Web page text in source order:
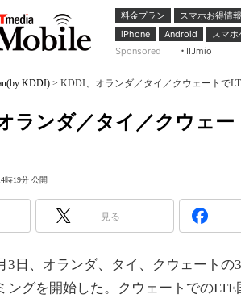
料金プラン スマホお得情報
iPhone
Android スマホ
Sponsored ｜
IIJmio
KDDI) > KDDI、オランダ／タイ／クウェートで
ランダ／タイ／クウェ
時19分 公開
見る
日、オランダ、タイ、クウェートの
ングを開始した。クウェートでの